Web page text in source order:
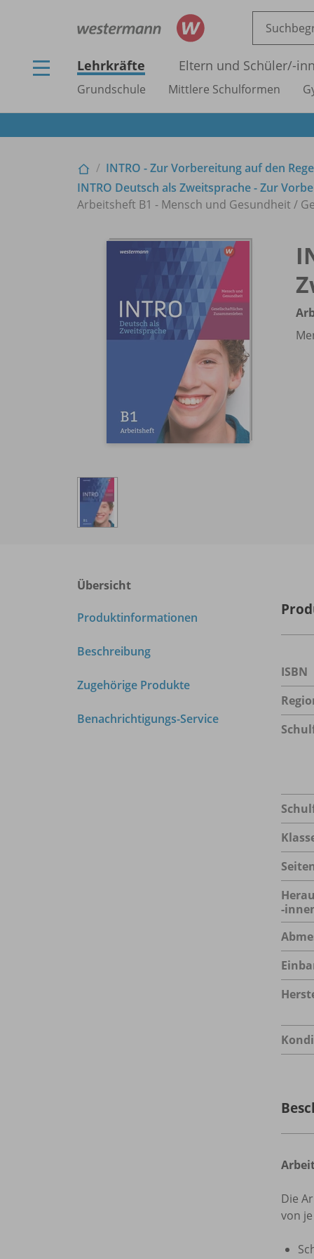
Lehrkräfte Eltern und Schüler/-
Grundschule Mittlere Schulformen
INTRO - Zur Vorbereitung auf den
INTRO Deutsch als Zweitsprache - Zur
Arbeitsheft B1 - Mensch und Gesundheit /
Übersicht
Produktinformationen
Beschreibung
Zugehörige Produkte
Benachrichtigungs-Service
ISBN
-
Die
von